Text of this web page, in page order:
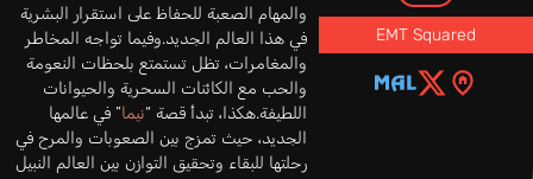
EMT Squared
والمهام الصعبة للحفاظ على استقرار البشرية
في هذا العالم الجديد.وفيما تواجه المخاطر
والمغامرات، تظل تستمتع بلحظات النعومة
والحب مع الكائنات السحرية والحيوانات
اللطيفة.هكذا، تبدأ قصة “نيما” في عالمها
الجديد، حيث تمزج بين الصعوبات والمرح في
رحلتها للبقاء وتحقيق التوازن بين العالم النبيل